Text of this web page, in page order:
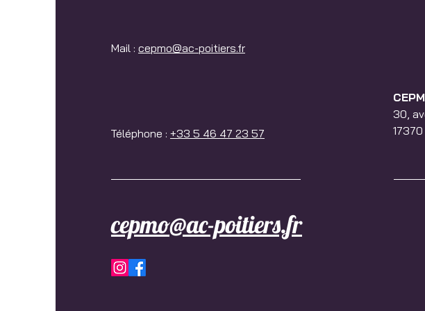
Mail : cepmo@ac-poitiers.fr
Téléphone : +33 5 46 47 23 57
30,
cepmo@ac-poitiers.fr